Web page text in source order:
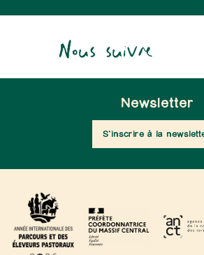
Nous suivre
Newsletter
S'inscrire à la